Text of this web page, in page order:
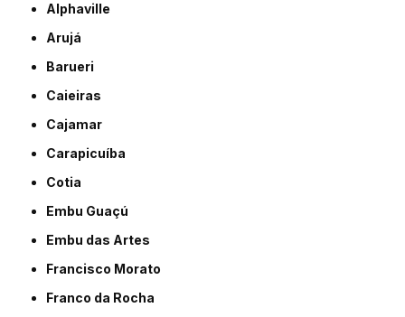
Alphaville
Arujá
Barueri
Caieiras
Cajamar
Carapicuíba
Cotia
Embu Guaçú
Embu das Artes
Francisco Morato
Franco da Rocha